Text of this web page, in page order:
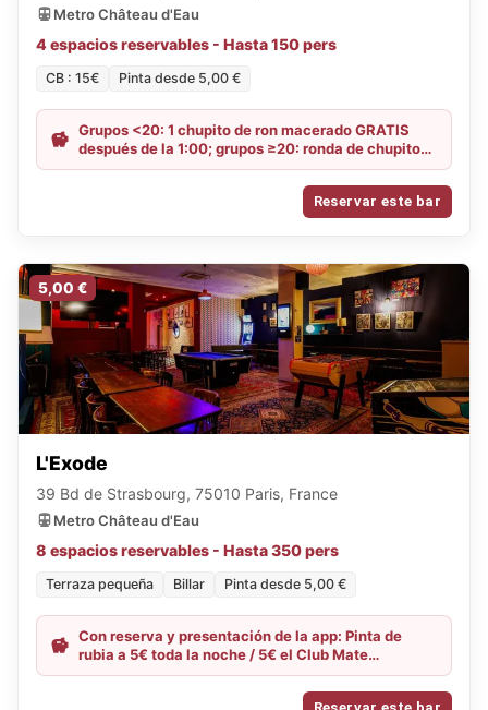
Metro Château d'Eau
4 espacios reservables - Hasta 150 pers
CB : 15€ Pinta desde 5,00 €
Grupos <20: 1 chupito de ron macerado GRATIS
después de la 1:00; grupos ≥20: ronda de chupitos
de ron macerado + 2 tablas de tapas mixtas
Reservar este bar
5,00 €
L'Exode
39 Bd de Strasbourg, 75010 Paris, France
Metro Château d'Eau
8 espacios reservables - Hasta 350 pers
Terraza pequeña Billar Pinta desde 5,00 €
Con reserva y presentación de la app: Pinta de
rubia a 5€ toda la noche / 5€ el Club Mate
(EXCEPTO VIERNES/SÁBADO)